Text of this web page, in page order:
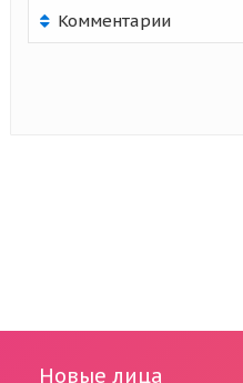
Комментарии
Новые лица